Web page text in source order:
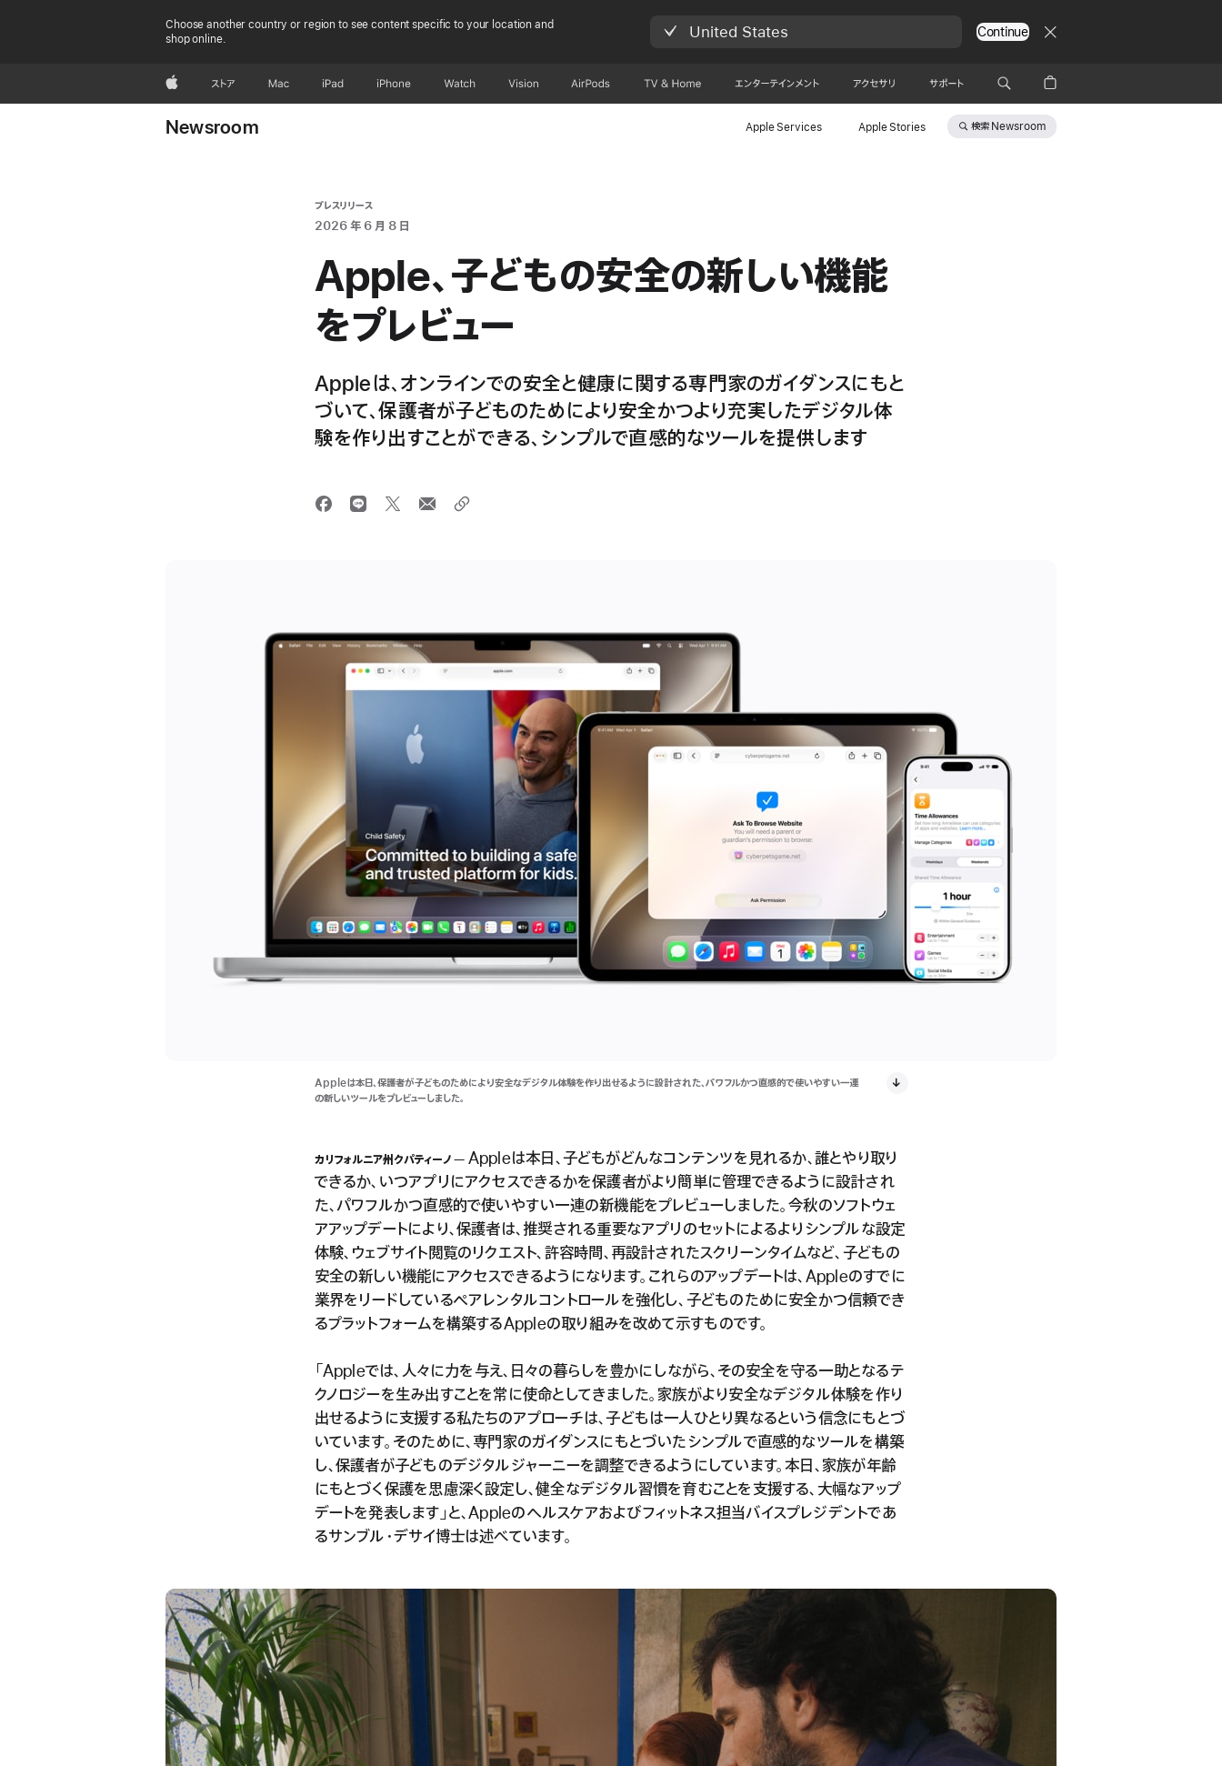
Choose another country or region to see content specific to your location and
shop online.
United States Continue
Appleストア Mac iPad iPhone Watch Vision AirPods TV & Home エンターテインメント アクセサリ サポート
Newsroom Apple Services Apple Stories 検索 Newsroom
プレスリリース
2026 年 6 月 8 日
Apple、子どもの安全の新しい機能
をプレビュー
Appleは、オンラインでの安全と健康に関する専門家のガイダンスにもと
づいて、保護者が子どものためにより安全かつより充実したデジタル体
験を作り出すことができる、シンプルで直感的なツールを提供します
Appleは本日、保護者が子どものためにより安全なデジタル体験を作り出せるように設計された、パワフルかつ直感的で使いやすい一連
の新しいツールをプレビューしました。
カリフォルニア州クパティーノ
Appleは本日、子どもがどんなコンテンツを見れるか、誰とやり取り
できるか、いつアプリにアクセスできるかを保護者がより簡単に管理できるように設計され
た、パワフルかつ直感的で使いやすい一連の新機能をプレビューしました。今秋のソフトウェ
アアップデートにより、保護者は、推奨される重要なアプリのセットによるよりシンプルな設定
体験、ウェブサイト閲覧のリクエスト、許容時間、再設計されたスクリーンタイムなど、子どもの
安全の新しい機能にアクセスできるようになります。これらのアップデートは、Appleのすでに
業界をリードしているペアレンタルコントロールを強化し、子どものために安全かつ信頼でき
るプラットフォームを構築するAppleの取り組みを改めて示すものです。
「Appleでは、人々に力を与え、日々の暮らしを豊かにしながら、その安全を守る一助となるテ
クノロジーを生み出すことを常に使命としてきました。家族がより安全なデジタル体験を作り
出せるように支援する私たちのアプローチは、子どもは一人ひとり異なるという信念にもとづ
いています。そのために、専門家のガイダンスにもとづいたシンプルで直感的なツールを構築
し、保護者が子どものデジタルジャーニーを調整できるようにしています。本日、家族が年齢
にもとづく保護を思慮深く設定し、健全なデジタル習慣を育むことを支援する、大幅なアップ
デートを発表します」と、Appleのヘルスケアおよびフィットネス担当バイスプレジデントであ
るサンブル・デサイ博士は述べています。